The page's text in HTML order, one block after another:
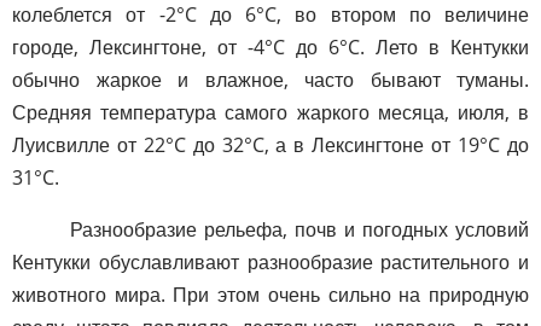
колеблется от -2°C до 6°C, во втором по величине
городе, Лексингтоне, от -4°C до 6°C. Лето в Кентукки
обычно жаркое и влажное, часто бывают туманы.
Средняя температура самого жаркого месяца, июля, в
Луисвилле от 22°C до 32°C, а в Лексингтоне от 19°C до
31°C.
Разнообразие рельефа, почв и погодных условий
Кентукки обуславливают разнообразие растительного и
животного мира. При этом очень сильно на природную